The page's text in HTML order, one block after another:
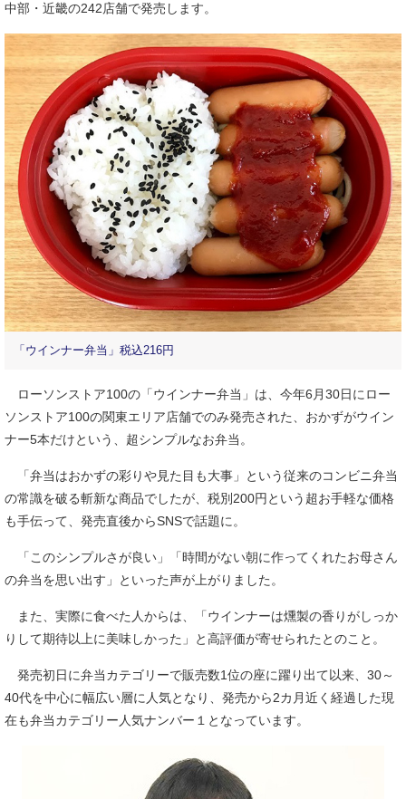
中部・近畿の242店舗で発売します。
「ウインナー弁当」税込216円
ローソンストア100の「ウインナー弁当」は、今年6月30日にロー
ソンストア100の関東エリア店舗でのみ発売された、おかずがウイン
ナー5本だけという、超シンプルなお弁当。
「弁当はおかずの彩りや見た目も大事」という従来のコンビニ弁当
の常識を破る斬新な商品でしたが、税別200円という超お手軽な価格
も手伝って、発売直後からSNSで話題に。
「このシンプルさが良い」「時間がない朝に作ってくれたお母さん
の弁当を思い出す」といった声が上がりました。
また、実際に食べた人からは、「ウインナーは燻製の香りがしっか
りして期待以上に美味しかった」と高評価が寄せられたとのこと。
発売初日に弁当カテゴリーで販売数1位の座に躍り出て以来、30～
40代を中心に幅広い層に人気となり、発売から2カ月近く経過した現
在も弁当カテゴリー人気ナンバー１となっています。